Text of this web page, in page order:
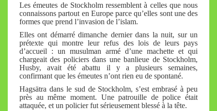
Les émeutes de Stockholm ressemblent à celles que nous
connaissons partout en Europe parce qu’elles sont une des
formes que prend l’invasion de l’islam.
Elles ont démarré dimanche dernier dans la nuit, sur un
prétexte qui montre leur refus des lois de leurs pays
d’accueil : un musulman armé d’une machette et qui
chargeait des policiers dans une banlieue de Stockholm,
Husby, avait été abattu il y a plusieurs semaines,
confirmant que les émeutes n’ont rien eu de spontané.
Hagsätra dans le sud de Stockholm, s’est embrasé à peu
près au même moment. Une patrouille de police était
attaquée, et un policier fut sérieusement blessé à la tête.